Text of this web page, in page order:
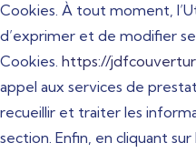
Cookies. À tout moment,
d’exprimer et de modifier
Cookies. https://
appel aux services de
recueillir et traiter les
section. Enfin, en cliquant